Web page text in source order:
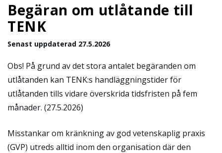
Begäran om utlåtande till
TENK
Senast uppdaterad 27.5.2026
Obs! På grund av det stora antalet begäranden om
utlåtanden kan TENK:s handläggningstider för
utlåtanden tills vidare överskrida tidsfristen på fem
månader. (27.5.2026)
Misstankar om kränkning av god vetenskaplig praxis
(GVP) utreds alltid inom den organisation där den